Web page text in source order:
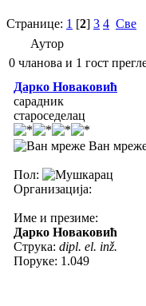
Странице: 1 [2] 3 4 Све
Аутор
0 чланова и 1 гост
Дарко Новаковић
сарадник
староседелац
Ван
Пол:
Организација:
Име и презиме:
Дарко Новаковић
Струка: dipl. el. inž.
Поруке: 1.049